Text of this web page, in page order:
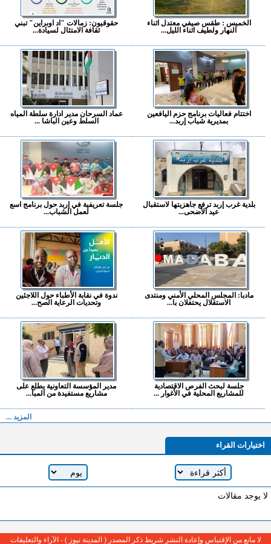
الخميس : طقس صيفي معتدل اثناء
النهار ولطيف اثناء الليل...
حقوقيون: زمالات "اد اوبراين" تبني
ثقافة الامتثال لسيادة...
اختتام فعاليات برنامج حزم اليافعين
بمديرية شباب إربد...
عماد السرحان مدير ادارة سلطة المياه
السلط وعين الباشا ...
بلدية غرب إربد ترفع جاهزيتها لاستقبال
عيد الأضحى...
جلسة تعريفية في إربد حول برنامج اسع
لعمل الشباب...
مادبا: المجلس المحلي الأمني ومنتدى
الاستقلال يحتفلان با...
ندوة في نقابة الأطباء حول اللاجئين
وتحديات الرعاية الصح...
جلسة لبحث الفرص الاقتصادية
للمشاريع المحلية في الأغوار ...
مدير المؤسسة التعاونية يطلع على
مشاريع مستفيدة من المبا...
المزيد ...
اختيارات القراء
لا يوجد مقالات
لا مانع من الإقتباس وإعادة النشر شريط ذكر المصدر ( المدينة نيوز ) - الآراء والتعليقات